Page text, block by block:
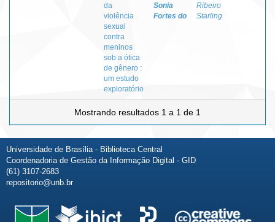
da
violência
sexual
contra
meninos
sob a ótica
de gênero :
um estudo
exploratório
Sonia
Fortes do
Ribeiro
Starling
Mostrando resultados 1 a 1 de 1
Universidade de Brasília - Biblioteca Central
Coordenadoria de Gestão da Informação Digital - GID
(61) 3107-2683
repositorio@unb.br